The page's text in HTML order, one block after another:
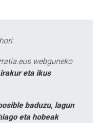
webguneko
eta ikus
baduzu, lagun
eta hobeak